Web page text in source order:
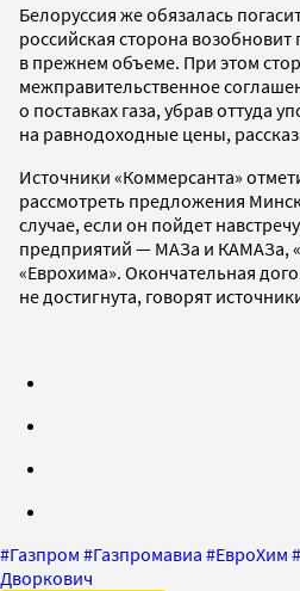
Белоруссия же обязалась
российская сторона возобновит
в прежнем объеме. При этом
межправительственное
о поставках газа, убрав оттуда
на равнодоходные цены,
Источники «Коммерсанта»
рассмотреть предложения
случае, если он пойдет
предприятий — МАЗа и КАМАЗа,
«Еврохима». Окончательная
не достигнута, говорят
#Газпром #Газпромавиа #ЕвроХим #
Дворкович